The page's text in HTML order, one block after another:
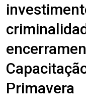
Primavera